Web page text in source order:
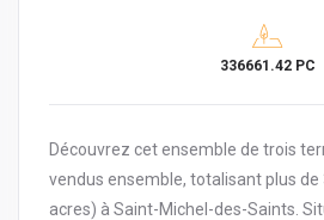
336661.42 PC
Découvrez cet ensemble de trois
vendus ensemble, totalisant plus de
acres) à Saint-Michel-des-Saints.